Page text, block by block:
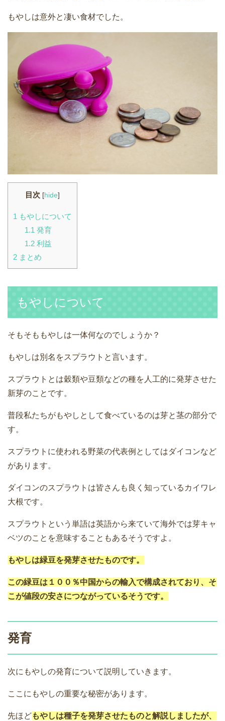
もやしは意外と凄い食材でした。
目次 [hide]
1 もやしについて
1.1 発育
1.2利益
2 まとめ
もやしについて
そもそももやしは一体何なのでしょうか？
もやしは別名をスプラウトと言います。
スプラウトとは穀類や豆類などの種を人工的に発芽させた
新芽のことです。
普段私たちがもやしとして食べているのは芽と茎の部分で
す。
スプラウトに使われる野菜の代表例としてはダイコンなど
があります。
ダイコンのスプラウトは皆さんも良く知っているカイワレ
大根です。
スプラウトという単語は英語から来ていて海外では芽キャ
ベツのことを意味することもあるそうですよ。
もやしは緑豆を発芽させたものです。
この緑豆は１００％中国からの輸入で構成されており、そ
こが値段の安さにつながっているそうです。
発育
次にもやしの発育について説明していきます。
ここにもやしの重要な秘密があります。
先ほどもやしは種子を発芽させたものと解説しましたが、